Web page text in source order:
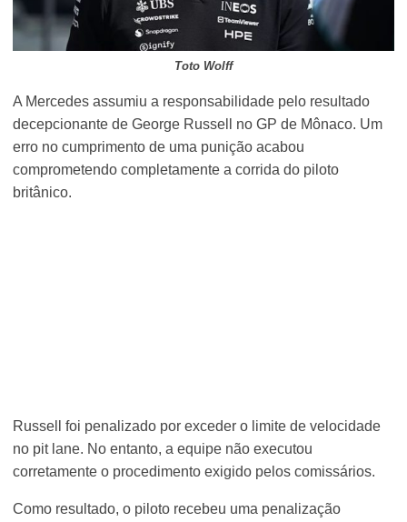
Toto Wolff
A Mercedes assumiu a responsabilidade pelo resultado
decepcionante de George Russell no GP de Mônaco. Um
erro no cumprimento de uma punição acabou
comprometendo completamente a corrida do piloto
britânico.
Russell foi penalizado por exceder o limite de velocidade
no pit lane. No entanto, a equipe não executou
corretamente o procedimento exigido pelos comissários.
Como resultado, o piloto recebeu uma penalização